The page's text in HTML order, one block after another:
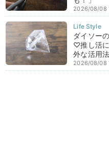
2026/08/08
ダイソー
♡推し活
外な活用法
2026/08/08